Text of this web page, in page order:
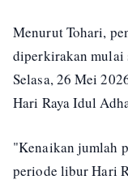
Menurut Tohari,
diperkirakan
Selasa, 26 Mei
Hari Raya Idul
"Kenaikan jumlah
periode libur Hari